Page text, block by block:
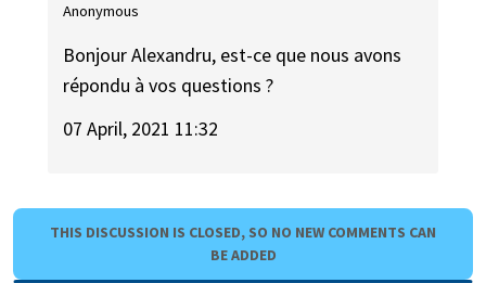
Anonymous
Bonjour Alexandru, est-ce que nous avons
répondu à vos questions ?
07 April, 2021 11:32
THIS DISCUSSION IS CLOSED, SO NO NEW COMMENTS CAN
BE ADDED